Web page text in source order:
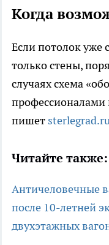
Когда
Если потолок уже
только стены,
случаях схема
профессионалами
пишет
Читайте также:
Античеловечные
после 10-летней
двухэтажных